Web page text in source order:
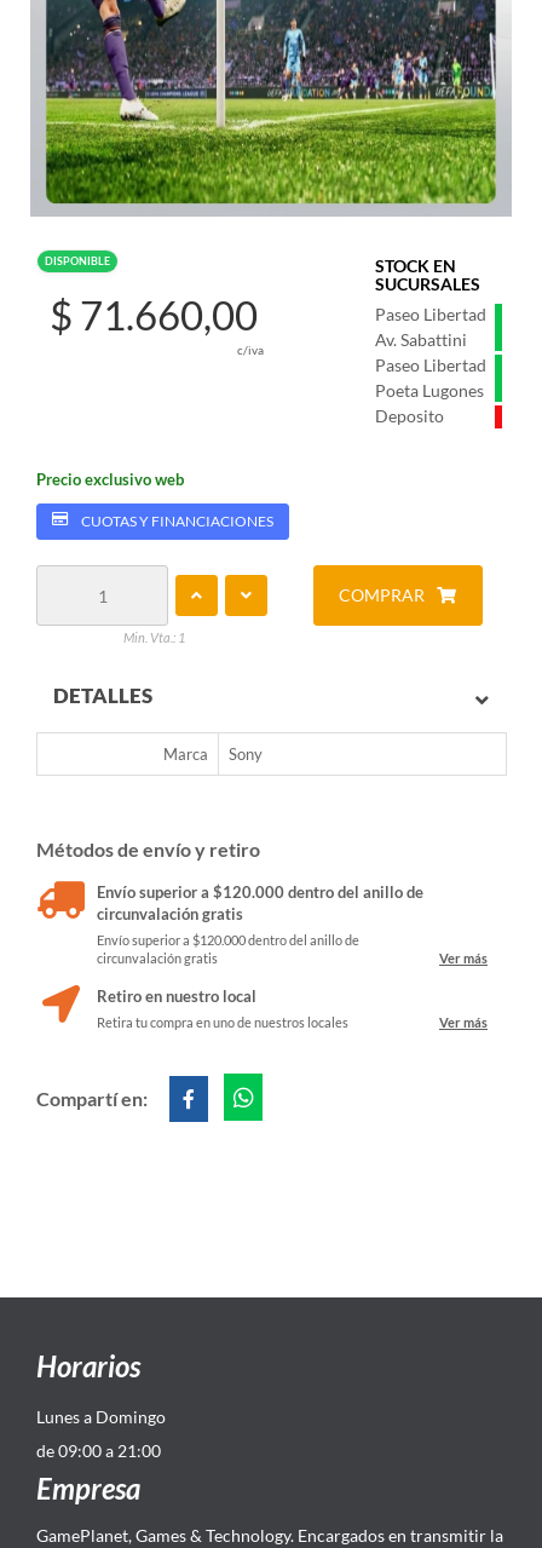
DISPONIBLE
STOCK EN
SUCURSALES
Paseo Libertad
Av. Sabattini
Paseo Libertad
Poeta Lugones
Deposito
$ 71.660,00
c/iva
Precio exclusivo web
CUOTAS Y FINANCIACIONES
Min. Vta.: 1
COMPRAR
DETALLES
Marca Sony
Métodos de envío y retiro
Envío superior a $120.000 dentro del anillo de
circunvalación gratis
Envío superior a $120.000 dentro del anillo de
circunvalación gratis
Ver más
Retiro en nuestro local
Retira tu compra en uno de nuestros locales Ver más
Compartí en:
Horarios
Lunes a Domingo
de 09:00 a 21:00
Empresa
GamePlanet, Games & Technology. Encargados en transmitir la